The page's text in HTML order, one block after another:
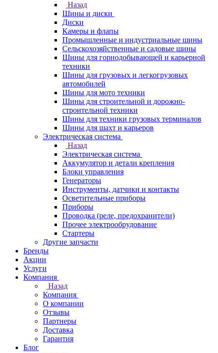
Назад
Шины и диски
Диски
Камеры и флапы
Промышленные и индустриальные шины
Сельскохозяйственные и садовые шины
Шины для горнодобывающей и карьерной
техники
Шины для грузовых и легкогрузовых
автомобилей
Шины для мото техники
Шины для строительной и дорожно-
строительной техники
Шины для техники грузовых терминалов
Шины для шахт и карьеров
Электрическая система
Назад
Электрическая система
Аккумулятор и детали крепления
Блоки управления
Генераторы
Инструменты, датчики и контакты
Осветительные приборы
Приборы
Проводка (реле, предохранители)
Прочее электрообрудование
Стартеры
Другие запчасти
Бренды
Акции
Услуги
Компания
Назад
Компания
О компании
Отзывы
Партнеры
Доставка
Гарантия
Блог